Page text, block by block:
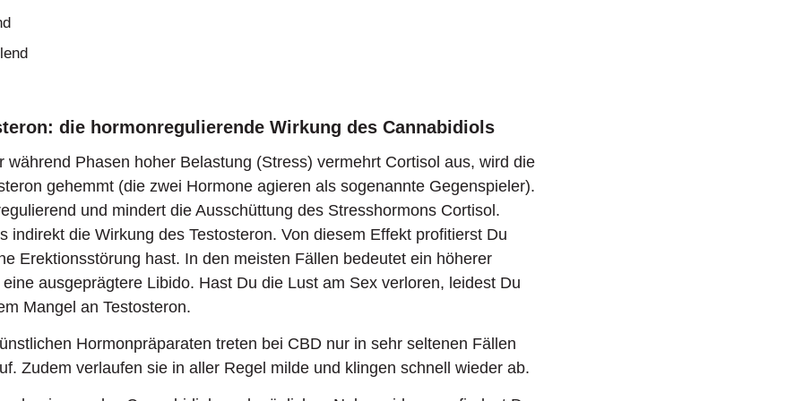
die hormonregulierende Wirkung des Cannabidiols
während Phasen hoher Belastung (Stress) vermehrt Cortisol aus, wird die
gehemmt (die zwei Hormone agieren als sogenannte Gegenspieler).
und mindert die Ausschüttung des Stresshormons Cortisol.
indirekt die Wirkung des Testosteron. Von diesem Effekt profitierst Du
Erektionsstörung hast. In den meisten Fällen bedeutet ein höherer
ausgeprägtere Libido. Hast Du die Lust am Sex verloren, leidest Du
Mangel an Testosteron.
Hormonpräparaten treten bei CBD nur in sehr seltenen Fällen
Zudem verlaufen sie in aller Regel milde und klingen schnell wieder ab.